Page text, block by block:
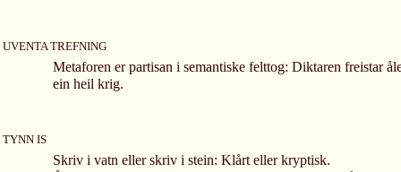
UVENTA TREFNING
Metaforen er partisan i semantiske felttog: Diktaren freistar
ein heil krig.
TYNN IS
Skriv i vatn eller skriv i stein: Klårt eller kryptisk.